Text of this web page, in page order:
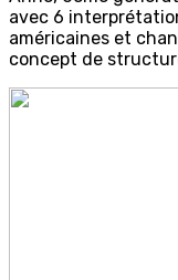
avec 6
américaines et
concept de